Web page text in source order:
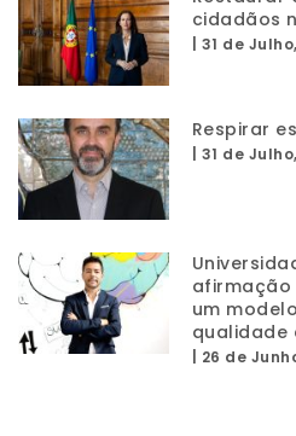
cidadãos
31 de
Respirar
31 de
afirmação
um
qualidade
26 de